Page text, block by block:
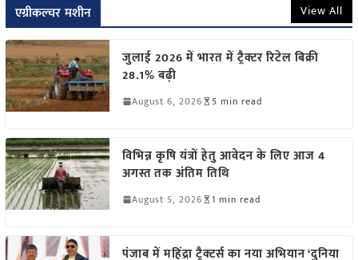
एग्रीकल्चर मशीन View All
जुलाई 2026 में भारत में ट्रैक्टर रिटेल बिक्री
28.1% बढ़ी
August 6, 2026 5 min read
विभिन्न कृषि यंत्रों हेतु आवेदन के लिए आज 4
अगस्त तक अंतिम तिथि
August 5, 2026 1 min read
पंजाब में महिंद्रा ट्रैक्टर्स का नया अभियान ‘दुनिया